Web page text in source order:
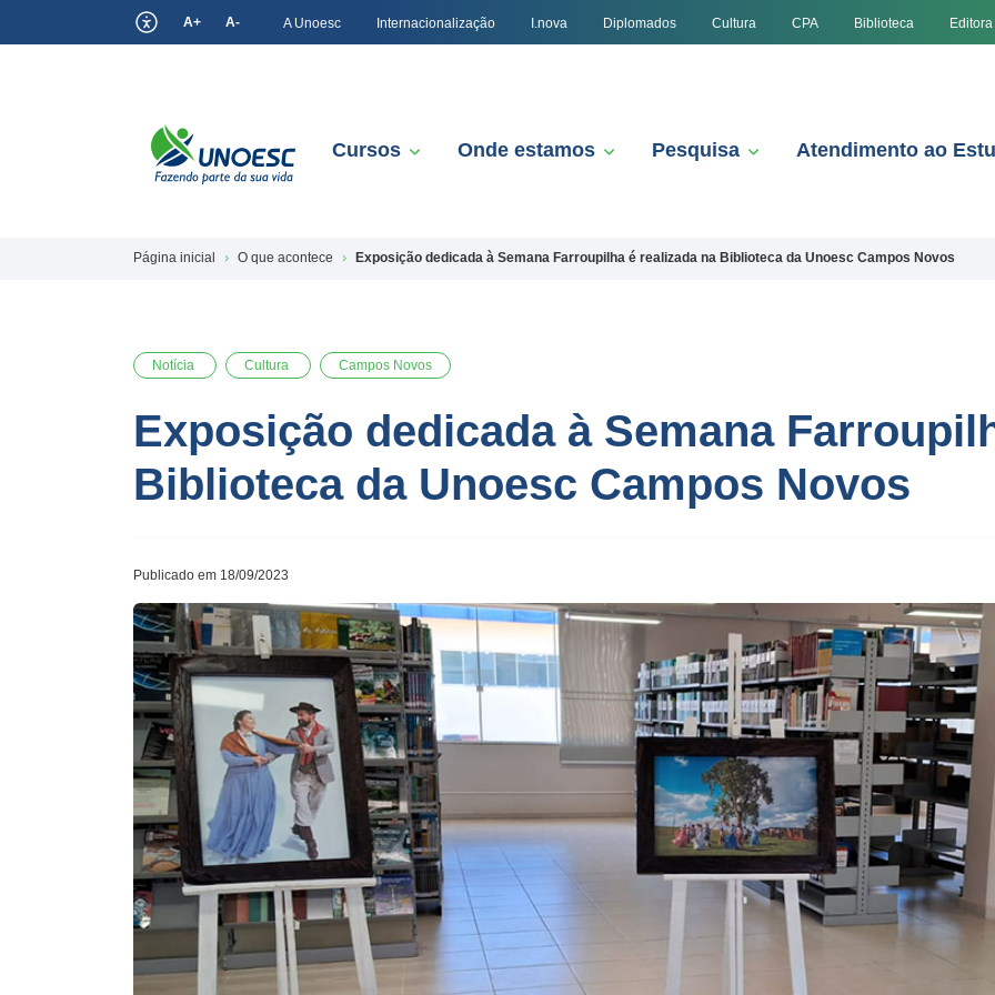
A+ A- A Unoesc Internacionalização I.nova Diplomados Cultura CPA Biblioteca Editora
Cursos Onde estamos Pesquisa Atendimento ao
Página inicial O que acontece Exposição dedicada à Semana Farroupilha é realizada na Biblioteca da Unoesc Campos Novos
Notícia Cultura Campos Novos
Exposição dedicada à Semana
Biblioteca da Unoesc Campos Novos
Publicado em 18/09/2023